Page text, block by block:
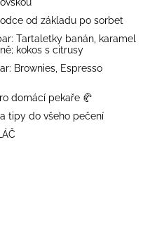
od základu po sorbet
Tartaletky banán, karamel
kokos s citrusy
Brownies, Espresso
domácí pekaře 🥐
tipy do všeho pečení